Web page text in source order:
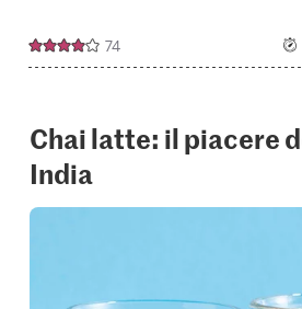
74
Chai latte: il piacere
India